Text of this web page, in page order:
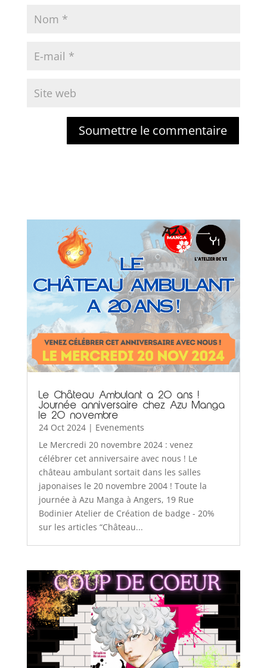
Soumettre le commentaire
Le Château Ambulant a 20 ans !
Journée anniversaire chez Azu Manga
le 20 novembre
24 Oct 2024| Evenements
Le Mercredi 20 novembre 2024 : venez
célébrer cet anniversaire avec nous ! Le
château ambulant sortait dans les salles
japonaises le 20 novembre 2004 ! Toute la
journée à Azu Manga à Angers, 19 Rue
Bodinier Atelier de Création de badge - 20%
sur les articles “Château...